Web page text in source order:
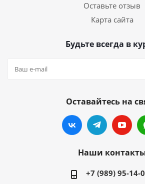
Оставьте отзыв
Карта сайта
Будьте всегда в
Оставайтесь на
Наши
+7 (989) 95-14-